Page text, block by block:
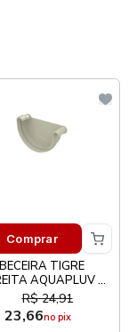
Comprar
TIGRE
AQUAPLUV B
DN125
R$ 24,91
23,66no pix